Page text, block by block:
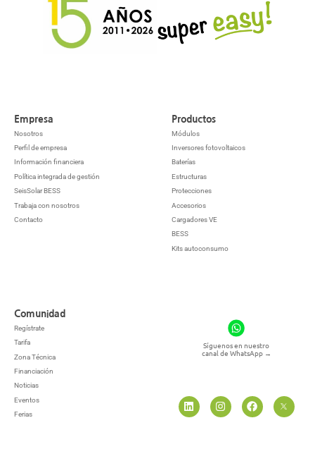
Empresa
Nosotros
Perfil de empresa
Información financiera
Política integrada de gestión
SeisSolar BESS
Trabaja con nosotros
Contacto
Productos
Módulos
Inversores fotovoltaicos
Baterías
Estructuras
Protecciones
Accesorios
Cargadores VE
BESS
Kits autoconsumo
Comunidad
Regístrate
Tarifa
Zona Técnica
Financiación
Noticias
Eventos
Ferias
Síguenos en nuestro
canal de WhatsApp →